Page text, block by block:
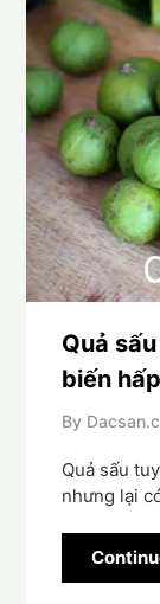
Quả
biến
By
Quả sấu
nhưng lại